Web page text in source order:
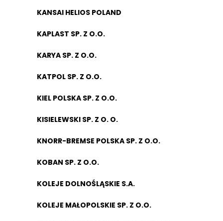
KANSAI HELIOS POLAND
KAPLAST SP. Z O.O.
KARYA SP. Z O.O.
KATPOL SP. Z O.O.
KIEL POLSKA SP. Z O.O.
KISIELEWSKI SP. Z O. O.
KNORR-BREMSE POLSKA SP. Z O.O.
KOBAN SP. Z O.O.
KOLEJE DOLNOŚLĄSKIE S.A.
KOLEJE MAŁOPOLSKIE SP. Z O.O.